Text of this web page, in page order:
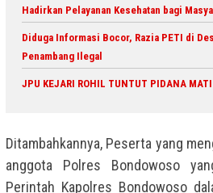
Hadirkan Pelayanan Kesehatan bagi
Diduga Informasi Bocor, Razia PETI di
Penambang Ilegal
JPU KEJARI ROHIL TUNTUT PIDANA MATI
Ditambahkannya, Peserta yang
anggota Polres Bondowoso
Perintah Kapolres Bondowoso